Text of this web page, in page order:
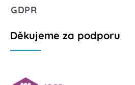
GDPR
Děkujeme za podporu